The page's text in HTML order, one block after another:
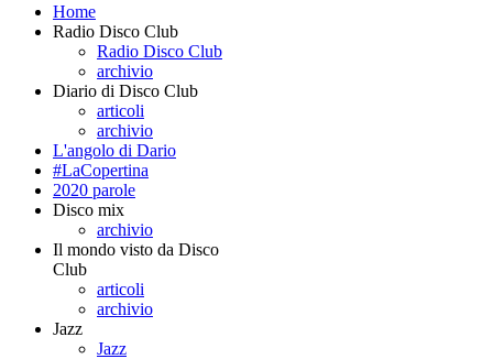
Home
Radio Disco Club
Radio Disco Club
archivio
Diario di Disco Club
articoli
archivio
L'angolo di Dario
#LaCopertina
2020 parole
Disco mix
archivio
Il mondo visto da Disco
Club
articoli
archivio
Jazz
Jazz